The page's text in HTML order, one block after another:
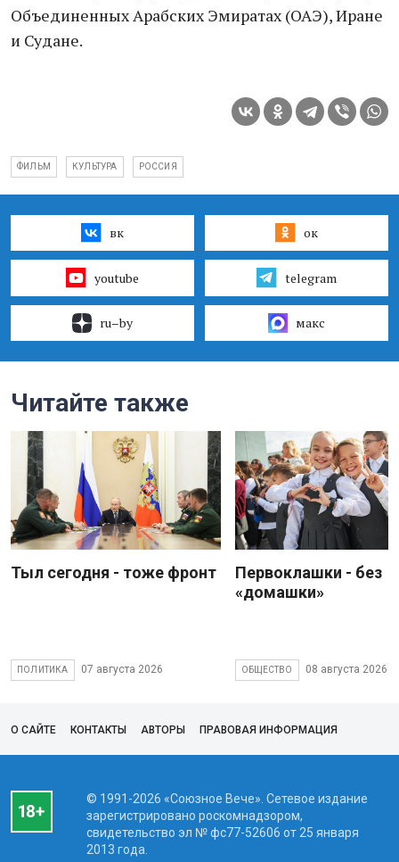
Объединенных Арабских Эмиратах (ОАЭ), Иране
и Судане.
ФИЛЬМ КУЛЬТУРА РОССИЯ
вк ок
youtube telegram
ru–by макс
Читайте также
Тыл сегодня - тоже фронт
ПОЛИТИКА 07 августа 2026
Первоклашки - без
«домашки»
ОБЩЕСТВО 08 августа 2026
О САЙТЕ КОНТАКТЫ АВТОРЫ ПРАВОВАЯ ИНФОРМАЦИЯ
© 1991-2026 «Союзное Вече». Сетевое издание
зарегистрировано роскомнадзором,
свидетельство эл № фc77-52606 от 25 января
2013 года.